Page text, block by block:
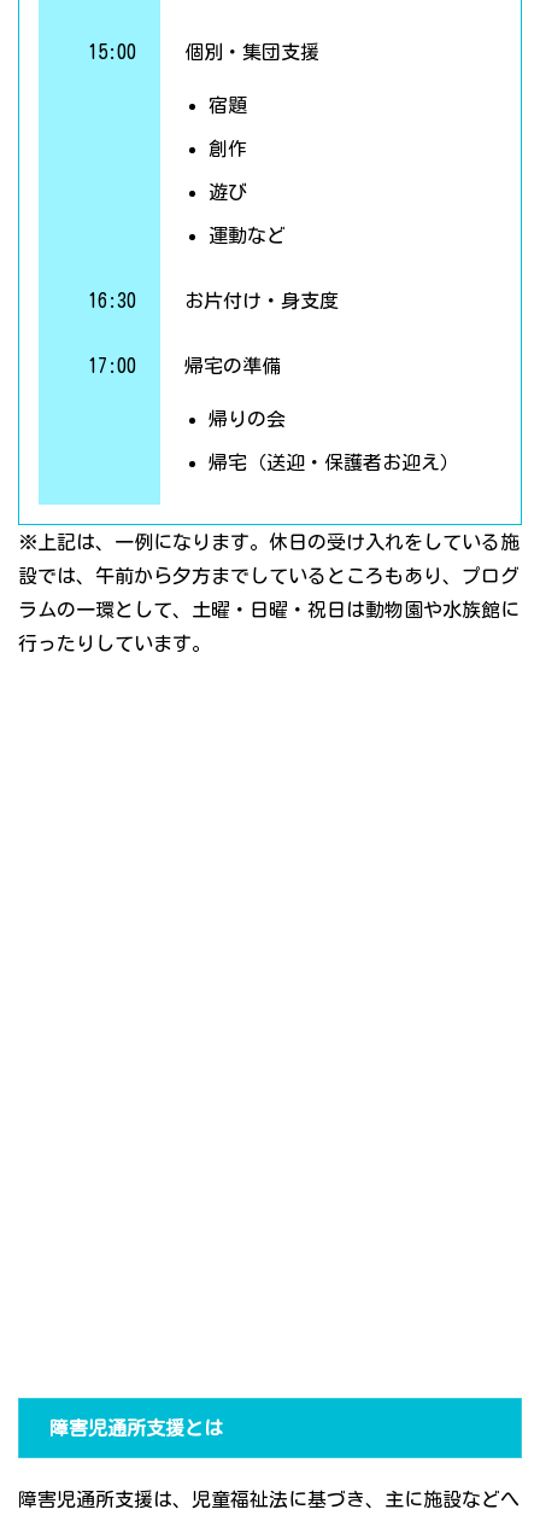
15:00 個別・集団支援
宿題
創作
遊び
運動など
16:30 お片付け・身支度
17:00 帰宅の準備
帰りの会
帰宅（送迎・保護者お迎え）
※上記は、一例になります。休日の受け入れをしている施
設では、午前から夕方までしているところもあり、プログ
ラムの一環として、土曜・日曜・祝日は動物園や水族館に
行ったりしています。
障害児通所支援とは
障害児通所支援は、児童福祉法に基づき、主に施設などへ